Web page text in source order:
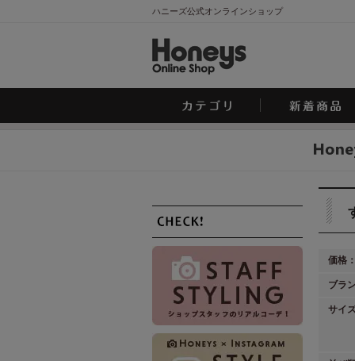
ハニーズ公式オンラインショップ
価格
ブラ
サイ